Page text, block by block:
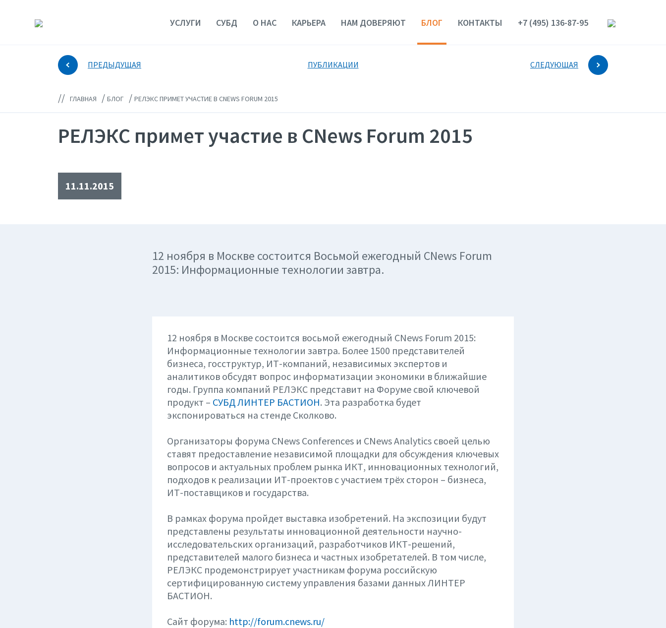
УСЛУГИ СУБД О НАС КАРЬЕРА НАМ ДОВЕРЯЮТ БЛОГ КОНТАКТЫ +7 (495) 136-87-95
ПРЕДЫДУЩАЯ ПУБЛИКАЦИИ СЛЕДУЮЩАЯ
// ГЛАВНАЯ / БЛОГ / РЕЛЭКС ПРИМЕТ УЧАСТИЕ В CNEWS FORUM 2015
РЕЛЭКС примет участие в CNews Forum 2015
11.11.2015
12 ноября в Москве состоится Восьмой ежегодный CNews Forum
2015: Информационные технологии завтра.
12 ноября в Москве состоится восьмой ежегодный CNews Forum 2015:
Информационные технологии завтра. Более 1500 представителей
бизнеса, госструктур, ИТ-компаний, независимых экспертов и
аналитиков обсудят вопрос информатизации экономики в ближайшие
годы. Группа компаний РЕЛЭКС представит на Форуме свой ключевой
продукт – СУБД ЛИНТЕР БАСТИОН. Эта разработка будет
экспонироваться на стенде Сколково.
Организаторы форума CNews Conferences и CNews Analytics своей целью
ставят предоставление независимой площадки для обсуждения ключевых
вопросов и актуальных проблем рынка ИКТ, инновационных технологий,
подходов к реализации ИТ-проектов с участием трёх сторон – бизнеса,
ИТ-поставщиков и государства.
В рамках форума пройдет выставка изобретений. На экспозиции будут
представлены результаты инновационной деятельности научно-
исследовательских организаций, разработчиков ИКТ-решений,
представителей малого бизнеса и частных изобретателей. В том числе,
РЕЛЭКС продемонстрирует участникам форума российскую
сертифицированную систему управления базами данных ЛИНТЕР
БАСТИОН.
Сайт форума: http://forum.cnews.ru/